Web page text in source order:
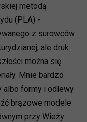
metodą
(PLA) -
z surowców
ale druk
można się
Mnie bardzo
albo formy i odlewy
brązowe modele
przy Wieży